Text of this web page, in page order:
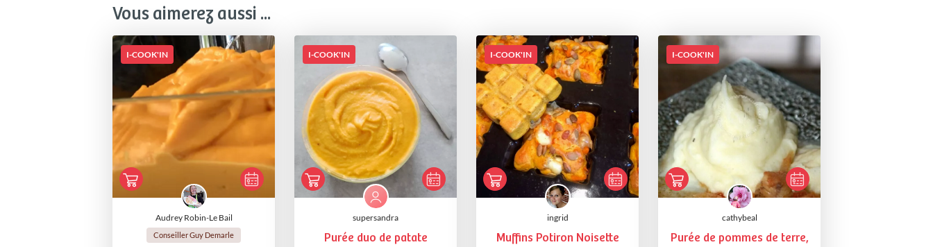
Vous aimerez aussi ...
I-COOK'IN
Audrey Robin-Le Bail
Conseiller Guy Demarle
I-COOK'IN
supersandra
Purée duo de patate
I-COOK'IN
ingrid
Muffins Potiron Noisette
I-COOK'IN
cathybeal
Purée de pommes de terre,